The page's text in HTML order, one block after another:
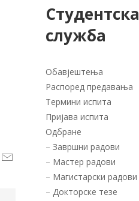
Студентска
служба
Обавјештења
Распоред предавања
Термини испита
Пријава испита
Одбране
– Завршни радови
– Мастер радови
– Магистарски радови
– Докторске тезе